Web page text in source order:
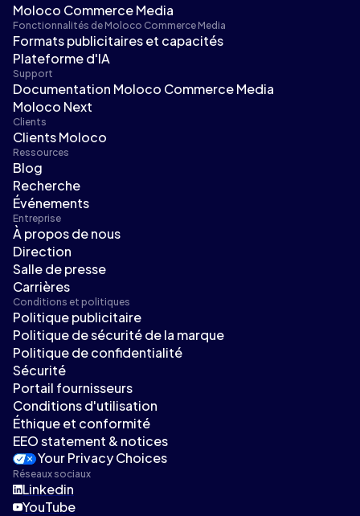
Moloco Commerce Media
Fonctionnalités de Moloco Commerce Media
Formats publicitaires et capacités
Plateforme d'IA
Support
Documentation Moloco Commerce Media
Moloco Next
Clients
Clients Moloco
Ressources
Blog
Recherche
Événements
Entreprise
À propos de nous
Direction
Salle de presse
Carrières
Conditions et politiques
Politique publicitaire
Politique de sécurité de la marque
Politique de confidentialité
Sécurité
Portail fournisseurs
Conditions d'utilisation
Éthique et conformité
EEO statement & notices
Your Privacy Choices
Réseaux sociaux
Linkedin
YouTube